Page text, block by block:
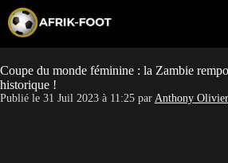
p
o
c
o
CAN
Coupe du monde féminine : la Zambie
historique !
Publié le 31 Juil 2023 à 11:25 par Anthony Olivier